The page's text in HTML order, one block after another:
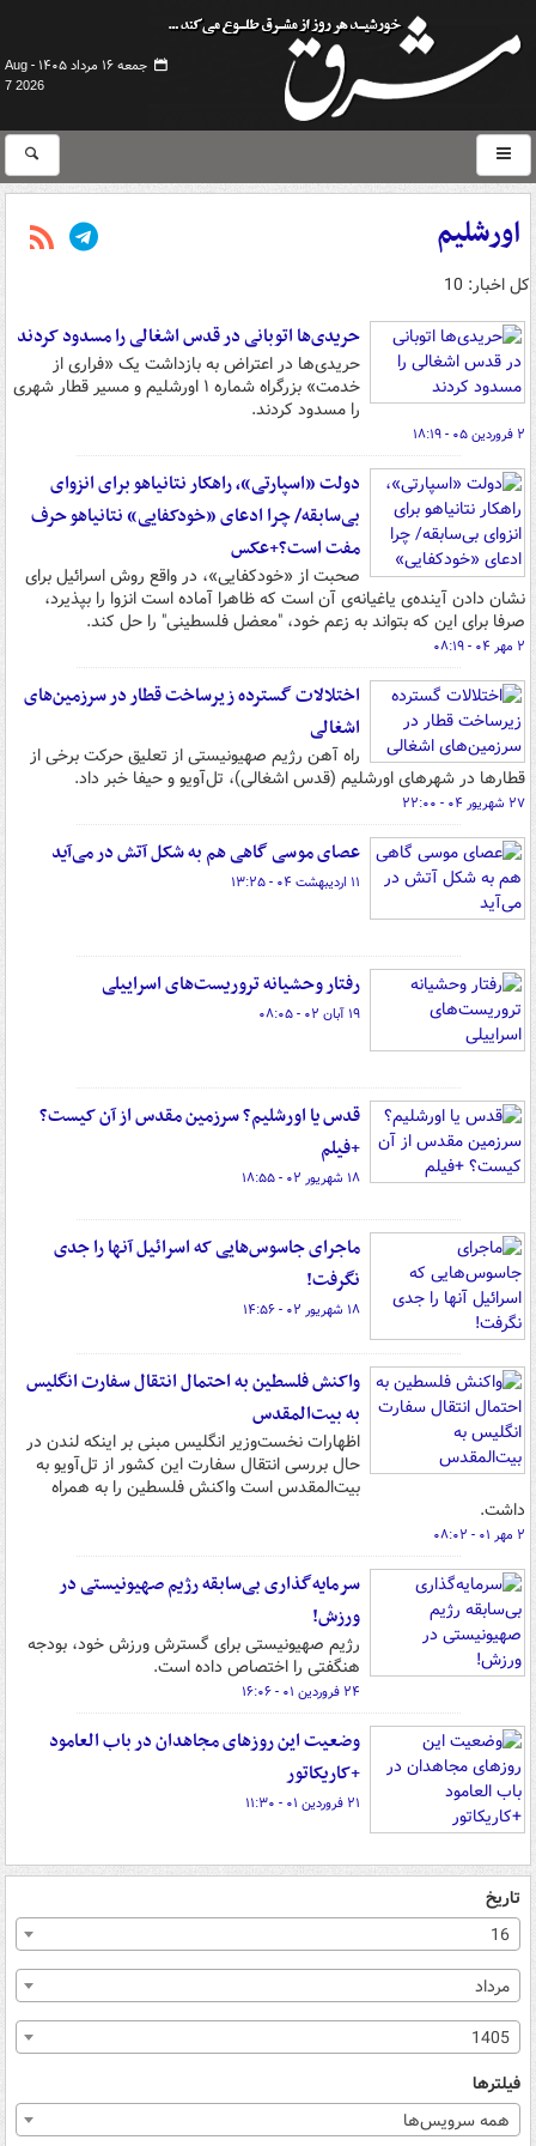
جمعه ۱۶ مرداد ۱۴۰۵ -
Aug
7 2026
اورشلیم
کل اخبار: 10
حریدی‌ها اتوبانی در قدس اشغالی را مسدود کردند
حریدی‌ها در اعتراض به بازداشت یک «فراری از
خدمت» بزرگراه شماره ۱ اورشلیم و مسیر قطار شهری
را مسدود کردند.
۲ فروردین ۰۵ - ۱۸:۱۹
دولت «اسپارتی»، راهکار نتانیاهو برای انزوای
بی‌سابقه/ چرا ادعای «خودکفایی» نتانیاهو حرف
مفت است؟+عکس
صحبت از «خودکفایی»، در واقع روش اسرائیل برای
نشان دادن آینده‌ی یاغیانه‌ی آن است که ظاهرا آماده است انزوا را بپذیرد،
صرفا برای این که بتواند به زعم خود، "معضل فلسطینی" را حل کند.
۲ مهر ۰۴ - ۰۸:۱۹
اختلالات گسترده زیرساخت قطار در سرزمین‌های
اشغالی
راه آهن رژیم صهیونیستی از تعلیق حرکت برخی از
قطارها در شهرهای اورشلیم (قدس اشغالی)، تل‌آویو و حیفا خبر داد.
۲۷ شهریور ۰۴ - ۲۲:۰۰
عصای موسی گاهی هم به شکل آتش در می‌آید
۱۱ اردیبهشت ۰۴ - ۱۳:۲۵
رفتار وحشیانه تروریست‌های اسراییلی
۱۹ آبان ۰۲ - ۰۸:۰۵
قدس یا اورشلیم؟ سرزمین مقدس از آن کیست؟
+فیلم
۱۸ شهریور ۰۲ - ۱۸:۵۵
ماجرای جاسوس‌هایی که اسرائیل آنها را جدی
نگرفت!
۱۸ شهریور ۰۲ - ۱۴:۵۶
واکنش فلسطین به احتمال انتقال سفارت انگلیس
به بیت‌المقدس
اظهارات نخست‌وزیر انگلیس مبنی بر اینکه لندن در
حال بررسی انتقال سفارت این کشور از تل‌آویو به
بیت‌المقدس است واکنش فلسطین را به همراه
داشت.
۲ مهر ۰۱ - ۰۸:۰۲
سرمایه‌گذاری بی‌سابقه رژیم صهیونیستی در
ورزش!
رژیم صهیونیستی برای گسترش ورزش خود، بودجه
هنگفتی را اختصاص داده است.
۲۴ فروردین ۰۱ - ۱۶:۰۶
وضعیت این روزهای مجاهدان در باب العامود
+کاریکاتور
۲۱ فروردین ۰۱ - ۱۱:۳۰
تاریخ
16
مرداد
1405
فیلترها
همه سرویس‌ها